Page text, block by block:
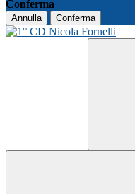
Conferma
Annulla Conferma